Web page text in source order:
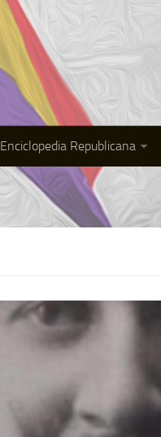
Enciclopedia Republicana